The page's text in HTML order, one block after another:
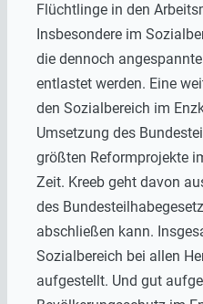
Flüchtlinge in den
Insbesondere im
die dennoch
entlastet werden. Eine
den Sozialbereich im
Umsetzung des
größten Reformprojekte
Zeit. Kreeb geht davon
des
abschließen kann.
Sozialbereich bei allen
aufgestellt. Und gut